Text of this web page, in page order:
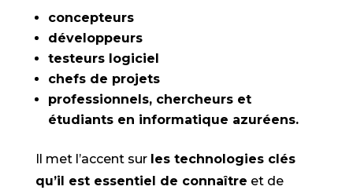
concepteurs
développeurs
testeurs logiciel
chefs de projets
professionnels, chercheurs et
étudiants en informatique azuréens.
Il met l’accent sur les technologies clés
qu’il est essentiel de connaître et de